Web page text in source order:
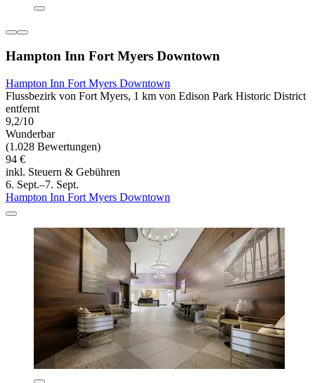
Hampton Inn Fort Myers Downtown
Hampton Inn Fort Myers Downtown
Flussbezirk von Fort Myers, 1 km von Edison Park Historic District
entfernt
9,2/10
Wunderbar
(1.028 Bewertungen)
94 €
inkl. Steuern & Gebühren
6. Sept.–7. Sept.
Hampton Inn Fort Myers Downtown